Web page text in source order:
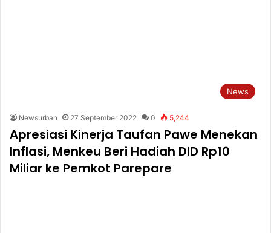
News
Newsurban 27 September 2022 0 5,244
Apresiasi Kinerja Taufan Pawe Menekan
Inflasi, Menkeu Beri Hadiah DID Rp10
Miliar ke Pemkot Parepare